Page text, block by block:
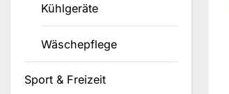
Kühlgeräte
Wäschepflege
Sport & Freizeit